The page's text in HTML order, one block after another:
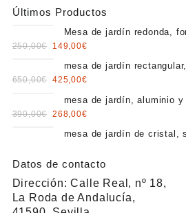
Últimos Productos
Mesa de jardín redonda,
250,00€
Original
was:
149,00€Current
price
mesa de jardín
650,00€ Original
425,00€Current
mesa de jardín, aluminio y
390,00€ Original
268,00€Current
price
mesa de jardín de cristal,
Datos de contacto
Dirección: Calle Real, nº 18,
La Roda de Andalucía,